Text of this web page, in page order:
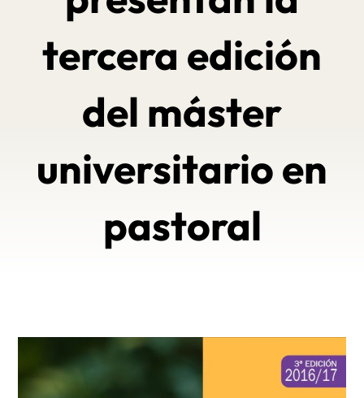
tercera edición
del máster
universitario en
pastoral